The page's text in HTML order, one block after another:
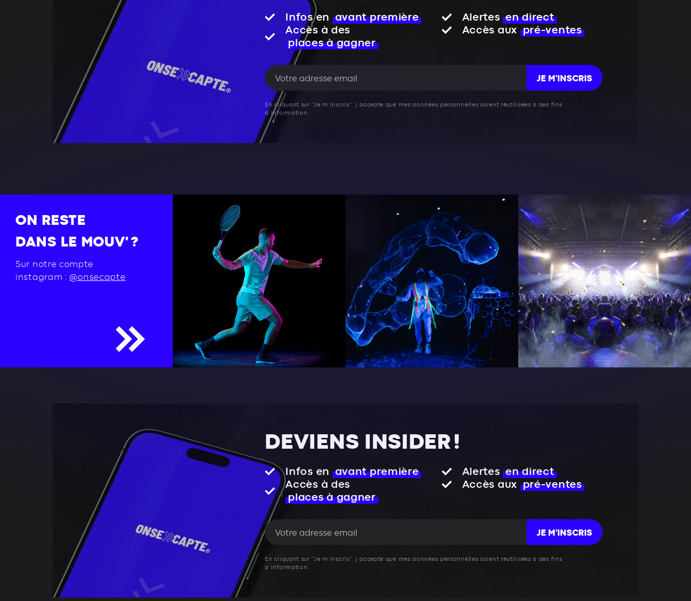
Infos en avant première Alertes en direct
Accès à des
places à gagner
Accès aux pré-ventes
JE M'INSCRIS
En cliquant sur "Je m'inscris", j’accepte que mes données personnelles soient réutilisées à des fins
d’information.
ON RESTE
DANS LE MOUV' ?
Sur notre compte
instagram :@onsecapte
DEVIENS INSIDER !
Infos en avant première Alertes en direct
Accès à des
places à gagner
Accès aux pré-ventes
JE M'INSCRIS
En cliquant sur "Je m'inscris", j’accepte que mes données personnelles soient réutilisées à des fins
d’information.